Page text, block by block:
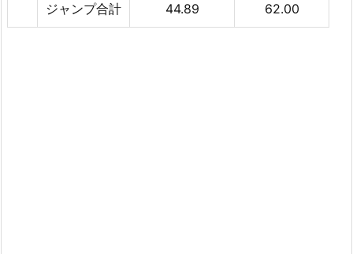
ジャンプ合計 44.89 62.00